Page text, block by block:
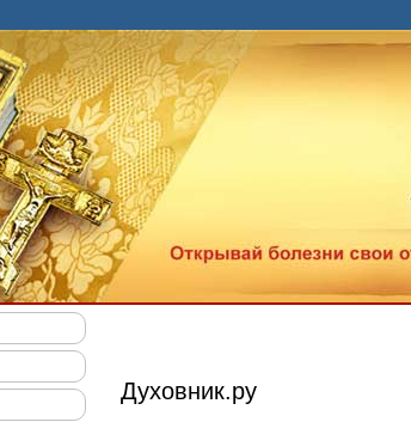
наш "Тест на качество
Духовник.ру